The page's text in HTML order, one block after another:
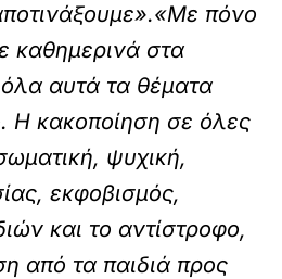
πόνο
καθημερινά στα
αυτά τα θέματα
Η κακοποίηση σε όλες
ψυχική,
εκφοβισμός,
και το αντίστροφο,
από τα παιδιά προς